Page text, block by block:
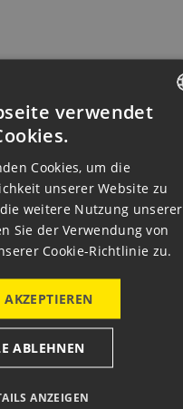
Zum
und Sonderangebote
widerrufen.
u. a. in der
GERMAN
verwendet
Cookies, um die
unserer Website zu
weitere Nutzung unserer
Sie der Verwendung von
Cookie-Richtlinie zu.
ABLEHNEN
ANZEIGEN